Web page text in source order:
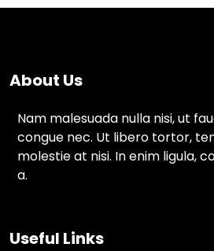
About Us
Nam malesuada nulla nisi, ut
congue nec. Ut libero tortor,
molestie at nisi. In enim ligula,
a.
Useful Links